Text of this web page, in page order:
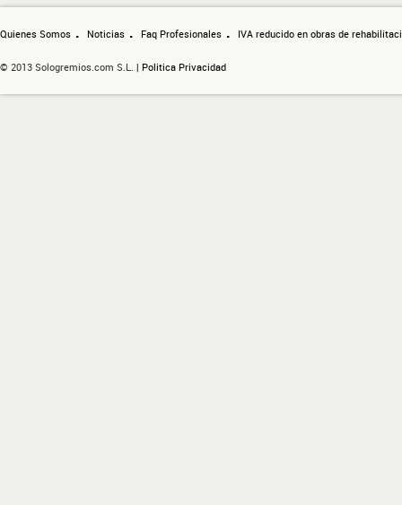
Quienes Somos Noticias Faq Profesionales IVA reducido en obras de
© 2013 Sologremios.com S.L. | Politica Privacidad